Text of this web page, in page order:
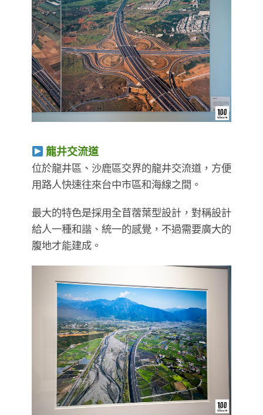
龍井交流道
位於龍井區、沙鹿區交界的龍井交流道，方便
用路人快速往來台中市區和海線之間。
最大的特色是採用全苜蓿葉型設計，對稱設計
給人一種和諧、統一的感覺，不過需要廣大的
腹地才能建成。